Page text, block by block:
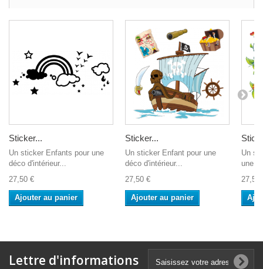
Sticker...
Un sticker Enfants pour une
déco d'intérieur...
27,50 €
Ajouter au panier
Sticker...
Un sticker Enfant pour une
déco d'intérieur...
27,50 €
Ajouter au panier
Un
une
27,50
Lettre d'informations